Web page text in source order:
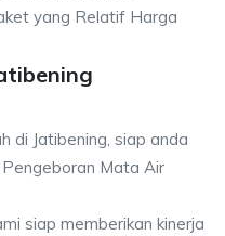
yang Relatif Harga
di Jatibening, siap anda
Pengeboran Mata Air
siap memberikan kinerja